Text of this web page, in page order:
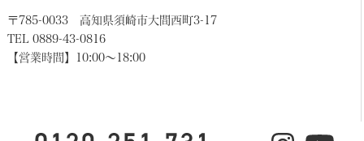
〒785-0033 高知県須崎市大間西町3-17
TEL 0889-43-0816
【営業時間】10:00〜18:00